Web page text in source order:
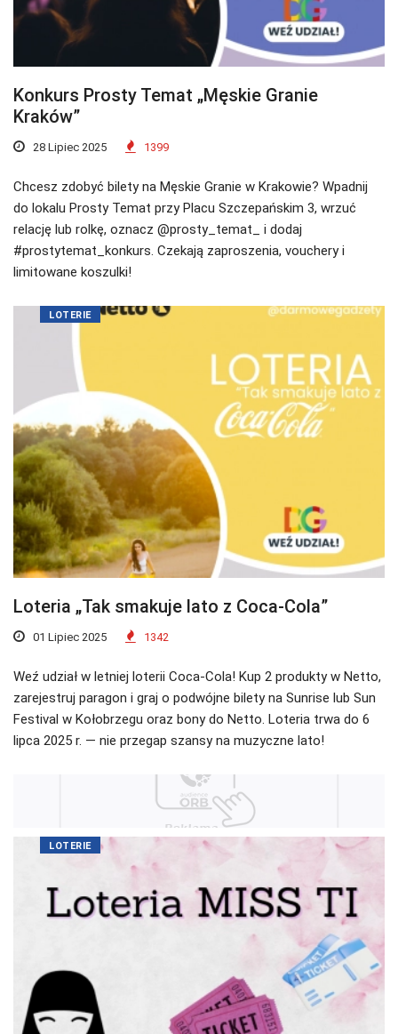
Konkurs Prosty Temat „Męskie Granie
Kraków”
28 Lipiec 2025 1399
Chcesz zdobyć bilety na Męskie Granie w Krakowie? Wpadnij
do lokalu Prosty Temat przy Placu Szczepańskim 3, wrzuć
relację lub rolkę, oznacz @prosty_temat_ i dodaj
#prostytemat_konkurs. Czekają zaproszenia, vouchery i
limitowane koszulki!
LOTERIE
Loteria „Tak smakuje lato z Coca-Cola”
01 Lipiec 2025 1342
Weź udział w letniej loterii Coca-Cola! Kup 2 produkty w Netto,
zarejestruj paragon i graj o podwójne bilety na Sunrise lub Sun
Festival w Kołobrzegu oraz bony do Netto. Loteria trwa do 6
lipca 2025 r. — nie przegap szansy na muzyczne lato!
LOTERIE